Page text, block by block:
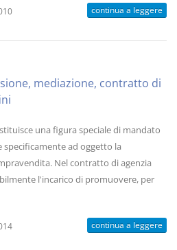
continua a leggere
mediazione, contratto di
una figura speciale di mandato
specificamente ad oggetto la
Nel contratto di agenzia
l'incarico di promuovere, per
continua a leggere